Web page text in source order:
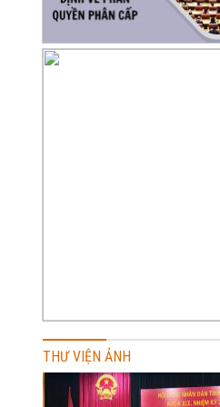
THƯ VIỆN ẢNH